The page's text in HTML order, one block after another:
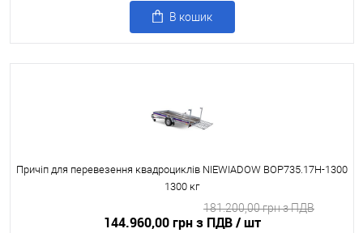
В кошик
Причіп для перевезення квадроциклів NIEWIADOW BOP735.17H-1300
1300 кг
144.960,00 грн з ПДВ/ шт
181.200,00 грн з ПДВ